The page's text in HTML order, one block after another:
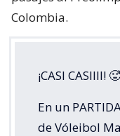
Colombia.
¡CASI CASIIII!
En un
de Vóleibol